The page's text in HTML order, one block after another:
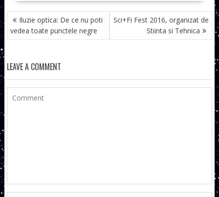
NAVIGARE
ÎN
ARTICOLE
Iluzie optica: De ce nu poti
vedea toate punctele negre
Sci+Fi Fest 2016, organizat de
Stiinta si Tehnica
LEAVE A COMMENT